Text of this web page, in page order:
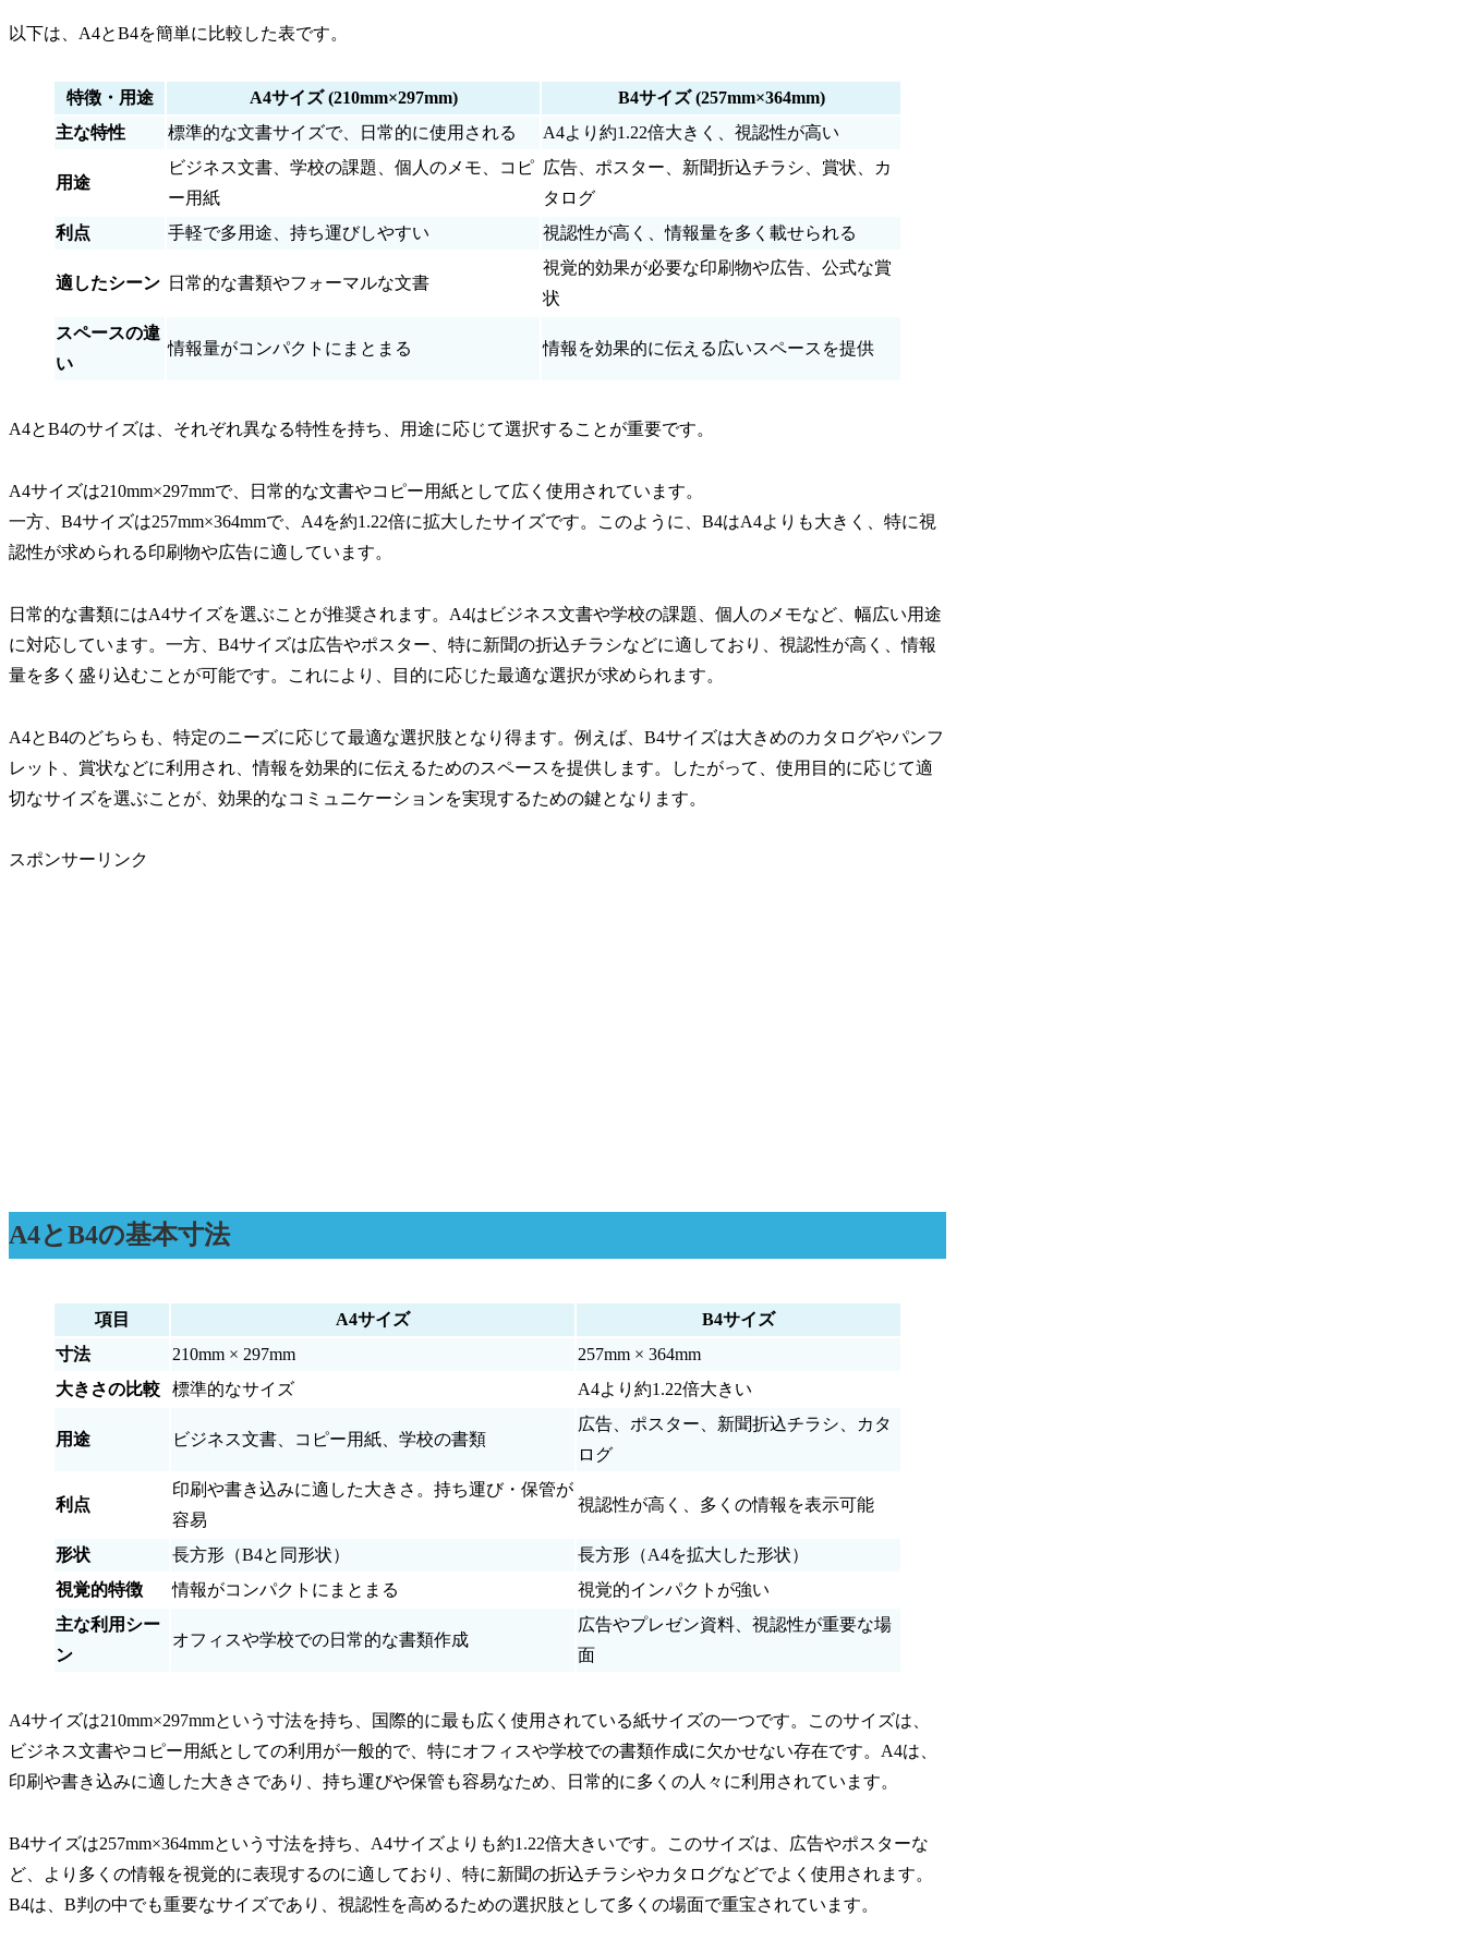
以下は、A4とB4を簡単に比較した表です。
特徴・用途 A4サイズ (210mm×297mm)
B4サイズ (257mm×364mm)
主な特性
標準的な文書サイズで、日常的に使用される A4より約1.22倍大きく、視認性が高い
用途
ビジネス文書、学校の課題、個人のメモ、コピ
ー用紙
広告、ポスター、新聞折込チラシ、賞状、カ
タログ
利点
手軽で多用途、持ち運びしやすい 視認性が高く、情報量を多く載せられる
適したシーン 日常的な書類やフォーマルな文書
視覚的効果が必要な印刷物や広告、公式な賞
状
スペースの違
い
情報量がコンパクトにまとまる 情報を効果的に伝える広いスペースを提供
A4とB4のサイズは、それぞれ異なる特性を持ち、用途に応じて選択することが重要です。
A4サイズは210mm×297mmで、日常的な文書やコピー用紙として広く使用されています。
一方、 B4サイズは257mm×364mmで、A4を約1.22倍に拡大したサイズです。このように、B4はA4よりも大きく、特に視
認性が求められる印刷物や広告に適しています。
日常的な書類にはA4サイズを選ぶことが推奨されます。A4はビジネス文書や学校の課題、個人のメモなど、幅広い用途
に対応しています。一方、B4サイズは広告やポスター、特に新聞の折込チラシなどに適しており、視認性が高く、情報
量を多く盛り込むことが可能です。これにより、目的に応じた最適な選択が求められます。
A4とB4のどちらも、特定のニーズに応じて最適な選択肢となり得ます。例えば、B4サイズは大きめのカタログやパンフ
レット、賞状などに利用され、情報を効果的に伝えるためのスペースを提供します。したがって、使用目的に応じて適
切なサイズを選ぶことが、効果的なコミュニケーションを実現するための鍵となります。
スポンサーリンク
A4とB4の基本寸法
項目 A4サイズ
B4サイズ
寸法
210mm × 297mm
257mm × 364mm
大きさの比較
標準的なサイズ A4より約1.22倍大きい
用途 ビジネス文書、コピー用紙、学校の書類
広告、ポスター、新聞折込チラシ、カタ
ログ
利点
印刷や書き込みに適した大きさ。持ち運び・保管が
容易
視認性が高く、多くの情報を表示可能
形状 長方形（B4と同形状）
長方形（A4を拡大した形状）
視覚的特徴
情報がコンパクトにまとまる
視覚的インパクトが強い
主な利用シー
ン
オフィスや学校での日常的な書類作成
広告やプレゼン資料、視認性が重要な場
面
A4サイズは210mm×297mmという寸法を持ち、国際的に最も広く使用されている紙サイズの一つです。このサイズは、
ビジネス文書やコピー用紙としての利用が一般的で、特にオフィスや学校での書類作成に欠かせない存在です。A4は、
印刷や書き込みに適した大きさであり、持ち運びや保管も容易なため、日常的に多くの人々に利用されています。
B4サイズは257mm×364mmという寸法を持ち、A4サイズよりも約1.22倍大きいです。このサイズは、広告やポスターな
ど、より多くの情報を視覚的に表現するのに適しており、特に新聞の折込チラシやカタログなどでよく使用されます。
B4は、B判の中でも重要なサイズであり、視認性を高めるための選択肢として多くの場面で重宝されています。